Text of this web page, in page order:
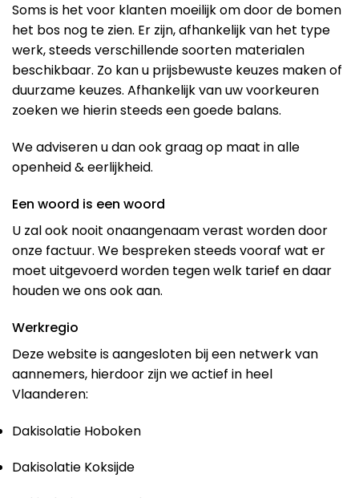
Soms is het voor klanten moeilijk om door de bomen
het bos nog te zien. Er zijn, afhankelijk van het type
werk, steeds verschillende soorten materialen
beschikbaar. Zo kan u prijsbewuste keuzes maken of
duurzame keuzes. Afhankelijk van uw voorkeuren
zoeken we hierin steeds een goede balans.
We adviseren u dan ook graag op maat in alle
openheid & eerlijkheid.
Een woord is een woord
U zal ook nooit onaangenaam verast worden door
onze factuur. We bespreken steeds vooraf wat er
moet uitgevoerd worden tegen welk tarief en daar
houden we ons ook aan.
Werkregio
Deze website is aangesloten bij een netwerk van
aannemers, hierdoor zijn we actief in heel
Vlaanderen:
Dakisolatie Hoboken
Dakisolatie Koksijde